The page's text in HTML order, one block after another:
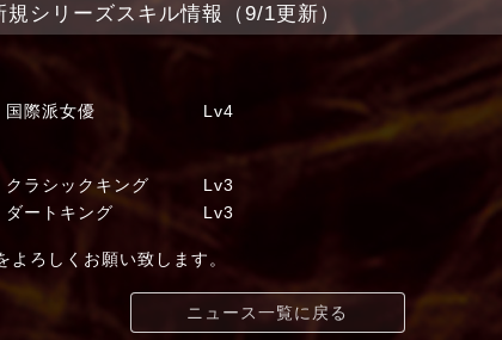
シリーズスキル情報（9/1更新）
ー 国際派女優 Lv4
ックキング Lv3
ートキング Lv3
ろしくお願い致します。
ニュース一覧に戻る